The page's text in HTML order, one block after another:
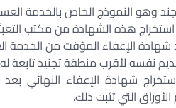
هذه الشهادة من مكتب
الإعفاء المؤقت من الخدمة
نفسه لأقرب منطقة تجنيد تابعة
شهادة الإعفاء النهائي
التي تثبت ذلك.